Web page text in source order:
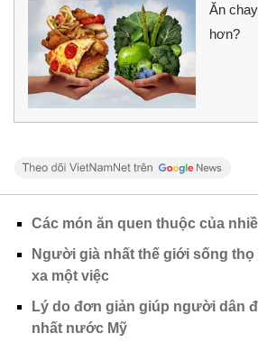
Ăn
hơn?
Các món ăn quen thuộc của
Người già nhất thế giới sống thọ
xa một việc
Lý do đơn giản giúp người dân
nhất nước Mỹ